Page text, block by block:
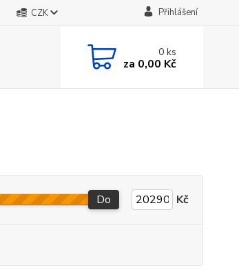
CZK Přihlášení
0ks
za 0,00 Kč
Do Kč